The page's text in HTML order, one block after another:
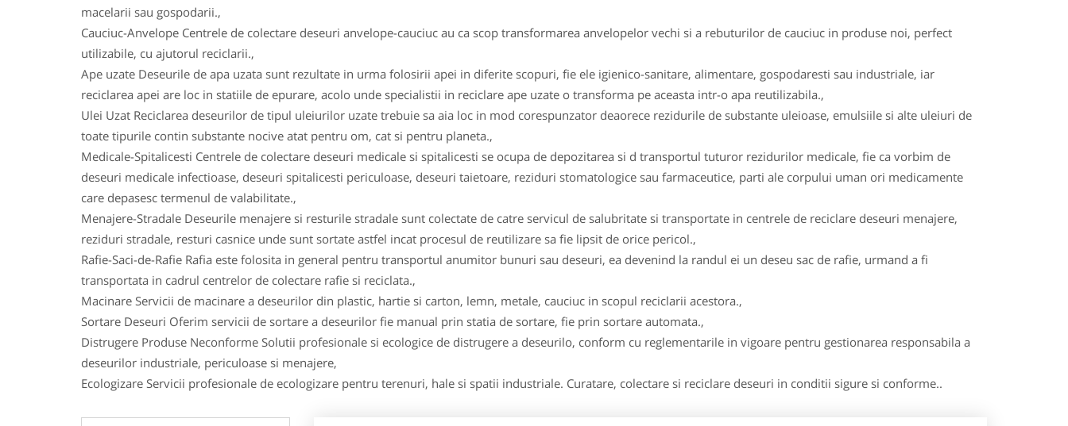
macelarii sau gospodarii.,
Cauciuc-Anvelope Centrele de colectare deseuri anvelope-cauciuc au ca scop transformarea anvelopelor vechi si a rebuturilor de cauciuc in produse noi, perfect
utilizabile, cu ajutorul reciclarii.,
Ape uzate Deseurile de apa uzata sunt rezultate in urma folosirii apei in diferite scopuri, fie ele igienico-sanitare, alimentare, gospodaresti sau industriale, iar
reciclarea apei are loc in statiile de epurare, acolo unde specialistii in reciclare ape uzate o transforma pe aceasta intr-o apa reutilizabila.,
Ulei Uzat Reciclarea deseurilor de tipul uleiurilor uzate trebuie sa aia loc in mod corespunzator deaorece rezidurile de substante uleioase, emulsiile si alte uleiuri de
toate tipurile contin substante nocive atat pentru om, cat si pentru planeta.,
Medicale-Spitalicesti Centrele de colectare deseuri medicale si spitalicesti se ocupa de depozitarea si d transportul tuturor rezidurilor medicale, fie ca vorbim de
deseuri medicale infectioase, deseuri spitalicesti periculoase, deseuri taietoare, reziduri stomatologice sau farmaceutice, parti ale corpului uman ori medicamente
care depasesc termenul de valabilitate.,
Menajere-Stradale Deseurile menajere si resturile stradale sunt colectate de catre servicul de salubritate si transportate in centrele de reciclare deseuri menajere,
reziduri stradale, resturi casnice unde sunt sortate astfel incat procesul de reutilizare sa fie lipsit de orice pericol.,
Rafie-Saci-de-Rafie Rafia este folosita in general pentru transportul anumitor bunuri sau deseuri, ea devenind la randul ei un deseu sac de rafie, urmand a fi
transportata in cadrul centrelor de colectare rafie si reciclata.,
Macinare Servicii de macinare a deseurilor din plastic, hartie si carton, lemn, metale, cauciuc in scopul reciclarii acestora.,
Sortare Deseuri Oferim servicii de sortare a deseurilor fie manual prin statia de sortare, fie prin sortare automata.,
Distrugere Produse Neconforme Solutii profesionale si ecologice de distrugere a deseurilo, conform cu reglementarile in vigoare pentru gestionarea responsabila a
deseurilor industriale, periculoase si menajere,
Ecologizare Servicii profesionale de ecologizare pentru terenuri, hale si spatii industriale. Curatare, colectare si reciclare deseuri in conditii sigure si conforme..